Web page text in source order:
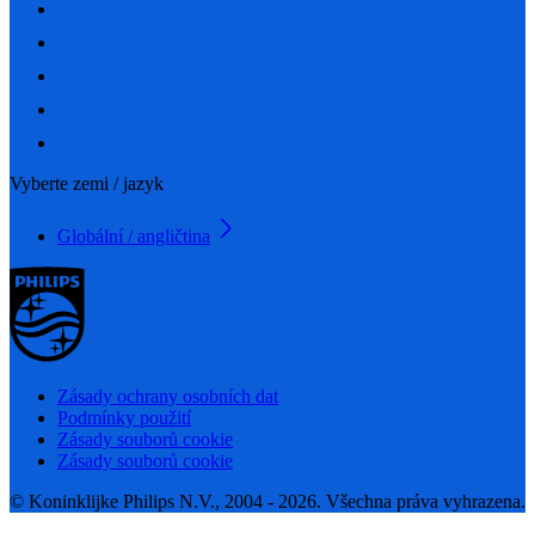
Vyberte zemi / jazyk
Globální / angličtina
Zásady ochrany osobních dat
Podmínky použití
Zásady souborů cookie
Zásady souborů cookie
© Koninklijke Philips N.V., 2004 - 2026. Všechna práva vyhrazena.